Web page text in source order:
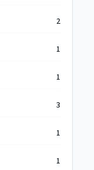
2
1
1
3
1
1